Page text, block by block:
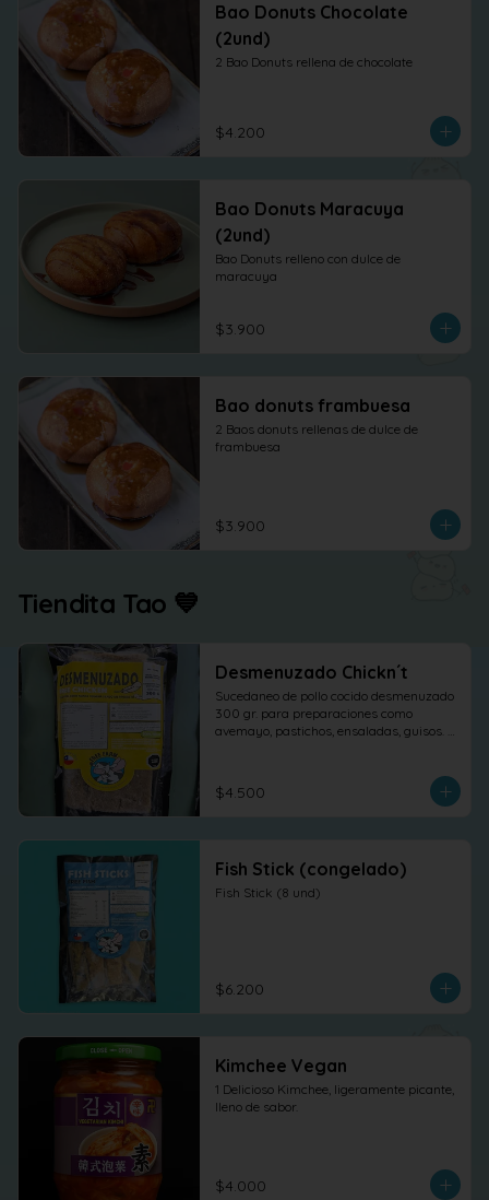
Bao Donuts Chocolate
(2und)
2 Bao Donuts rellena de chocolate
$4.200
Bao Donuts Maracuya
(2und)
Bao Donuts relleno con dulce de
maracuya
$3.900
Bao donuts frambuesa
2 Baos donuts rellenas de dulce de
frambuesa
$3.900
Tiendita Tao 💙
Desmenuzado Chickn´t
Sucedaneo de pollo cocido desmenuzado
300 gr. para preparaciones como
avemayo, pastichos, ensaladas, guisos.
$4.500
Fish Stick (congelado)
Fish Stick (8 und)
$6.200
Kimchee Vegan
1 Delicioso Kimchee, ligeramente picante,
lleno de sabor.
$4.000